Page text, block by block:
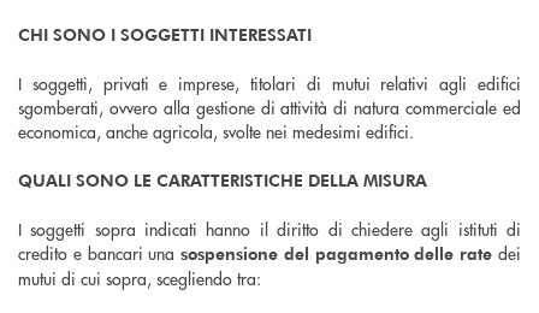
CHI SONO I SOGGETTI INTERESSATI
I soggetti, privati e imprese, titolari di mutui relativi agli edifici
sgomberati, ovvero alla gestione di attività di natura commerciale ed
economica, anche agricola, svolte nei medesimi edifici.
QUALI SONO LE CARATTERISTICHE DELLA MISURA
I soggetti sopra indicati hanno il diritto di chiedere agli istituti di
credito e bancari unasospensione del pagamento delle rate dei
mutui di cui sopra, scegliendo tra: